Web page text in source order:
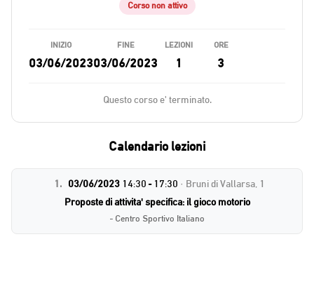
Corso non attivo
INIZIO
03/06/2023
FINE
03/06/2023
LEZIONI
1
ORE
3
Questo corso e' terminato.
Calendario lezioni
1. 03/06/2023 14:30 - 17:30 · Bruni di Vallarsa, 1
Proposte di attivita' specifica: il gioco motorio
- Centro Sportivo Italiano